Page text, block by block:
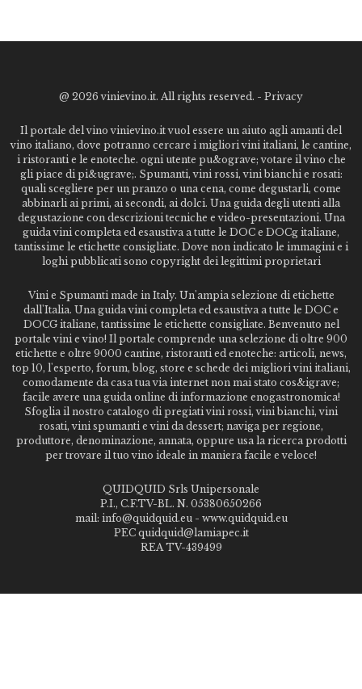
@ 2026 vinievino.it. All rights reserved. - Privacy
Il portale del vino vinievino.it vuol essere un aiuto agli amanti del
vino italiano, dove potranno cercare i migliori vini italiani, le cantine,
i ristoranti e le enoteche. ogni utente pu&ograve; votare il vino che
gli piace di pi&ugrave;. Spumanti, vini rossi, vini bianchi e rosati:
quali scegliere per un pranzo o una cena, come degustarli, come
abbinarli ai primi, ai secondi, ai dolci. Una guida degli utenti alla
degustazione con descrizioni tecniche e video-presentazioni. Una
guida vini completa ed esaustiva a tutte le DOC e DOCg italiane,
tantissime le etichette consigliate. Dove non indicato le immagini e i
loghi pubblicati sono copyright dei legittimi proprietari
Vini e Spumanti made in Italy. Un'ampia selezione di etichette
dall'Italia. Una guida vini completa ed esaustiva a tutte le DOC e
DOCG italiane, tantissime le etichette consigliate. Benvenuto nel
portale vini e vino! Il portale comprende una selezione di oltre 900
etichette e oltre 9000 cantine, ristoranti ed enoteche: articoli, news,
top 10, l'esperto, forum, blog, store e schede dei migliori vini italiani,
comodamente da casa tua via internet non mai stato cos&igrave;
facile avere una guida online di informazione enogastronomica!
Sfoglia il nostro catalogo di pregiati vini rossi, vini bianchi, vini
rosati, vini spumanti e vini da dessert; naviga per regione,
produttore, denominazione, annata, oppure usa la ricerca prodotti
per trovare il tuo vino ideale in maniera facile e veloce!
QUIDQUID Srls Unipersonale
P.I., C.F.TV-BL. N. 05380650266
mail: info@quidquid.eu - www.quidquid.eu
PEC quidquid@lamiapec.it
REA TV-439499